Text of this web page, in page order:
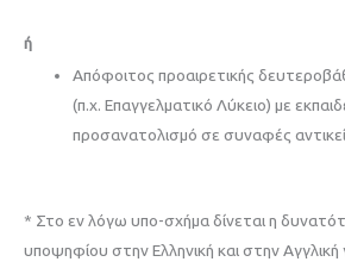
ή
Απόφοιτος προαιρετικής
(π.χ. Επαγγελματικό Λύκειο) με
προσανατολισμό σε συναφές
* Στο εν λόγω υπο-σχήμα δίνεται η
υποψηφίου στην Ελληνική και στην